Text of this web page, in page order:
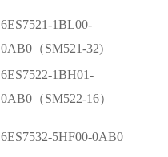
6ES7521-1BL00-
0AB0（SM521-32)
6ES7522-1BH01-
0AB0（SM522-16）
6ES7532-5HF00-0AB0